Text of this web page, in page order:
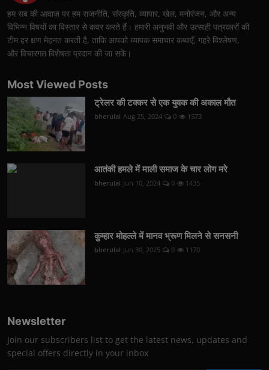
हम सब की आवाज़ पर हम राजनीति, संस्कृति, व्यापार, खेल, मनोरंजन, और अन्य
विभिन्न विषयों का विस्तार से कवर करते हैं। हमारी अनुभवी और उत्साही पत्रकारों की
टीम हर क्षण मेहनत करती है, ताकि आपको व्यापक समाचार कथाएँ, गहरे विश्लेषण,
और विचारगत विशेषता प्रदान की जा सकें।
Most Viewed Posts
ट्रेलर की टक्कर से एक युवक की अकाल मौत
bherulal Aug 25, 2024 0 1573
आतंकी हमले में माली समाज के चार लोग मरे
bherulal Jun 10, 2024 0 1435
कुम्हार मोहल्ले में मानव भ्रूण मिलने से सनसनी
bherulal Jun 30, 2025 0 1170
Newsletter
Join our subscribers list to get the latest news, updates and
special offers directly in your inbox